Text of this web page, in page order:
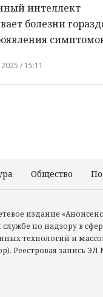
интеллект
болезни
/ 15:11
Общество
издание
по надзору в
технологий и
Реестровая запись ЭЛ